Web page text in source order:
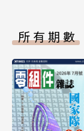
所有期數